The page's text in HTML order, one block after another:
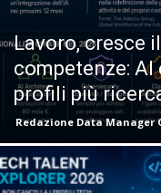
Lavoro, cresce
competenze:
profili più
Redazione Data Manager